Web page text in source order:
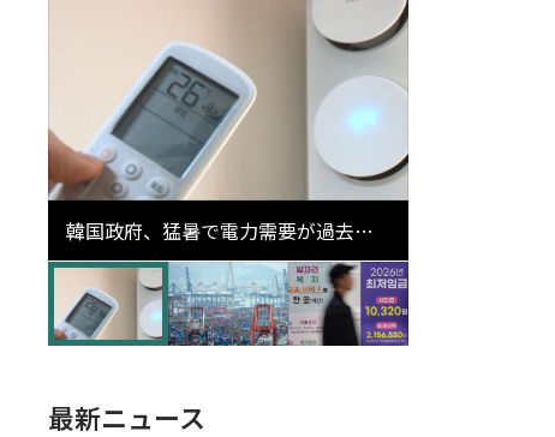
韓国政府、猛暑で電力需要が過去最
高更新の可能性に需給対応体制を点
検
最新ニュース